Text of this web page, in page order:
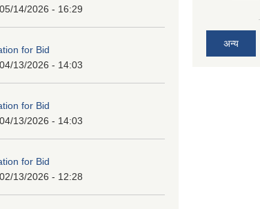
05/14/2026 - 16:29
for Bid
04/13/2026 - 14:03
for Bid
04/13/2026 - 14:03
for Bid
02/13/2026 - 12:28
अन्य